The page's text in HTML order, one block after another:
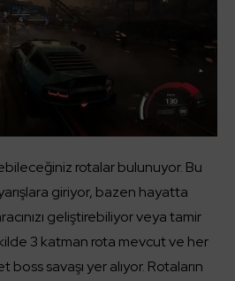
rotalar bulunuyor. Bu
giriyor, bazen hayatta
geliştirebiliyor veya tamir
3 katman rota mevcut ve her
savaşı yer alıyor. Rotaların